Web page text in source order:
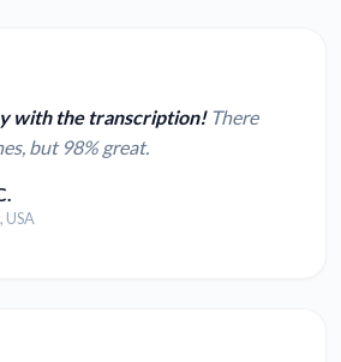
with the transcription!There
but 98% great.
USA